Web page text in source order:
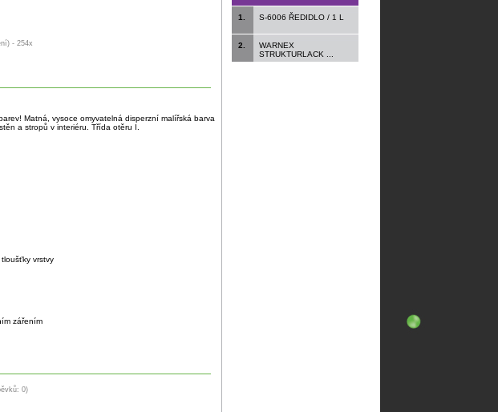
- 254x
Matná, vysoce omyvatelná disperzní malířská barva
a stropů v interiéru. Třída otěru I.
vrstvy
zářením
0)
1. S-6006 ŘEDIDLO / 1 L
2.
WARNEX
STRUKTURLACK ...